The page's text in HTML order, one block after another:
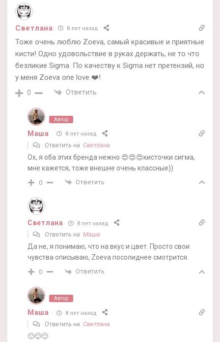
Светлана 8 лет назад
Тоже очень люблю Zoeva, самый красивые и приятные
кисти! Одно удовольствие в руках держать, не то что
безликие Sigma. По качеству к Sigma нет претензий, но
у меня Zoeva one love ❤️!
0 Ответить
Автор
Маша 8 лет назад
Ответить на Светлана
Ох, я оба этих бренда нежно 😍😍😍кисточки сигма,
мне кажется, тоже внешне очень классные))
0 Ответить
Светлана 8 лет назад
Ответить на Маша
Да не, я понимаю, что на вкус и цвет. Просто свои
чувства описываю, Zoeva посолиднее смотрится.
0 Ответить
Автор
Маша 8 лет назад
Ответить на Светлана
🙂🙂🙂